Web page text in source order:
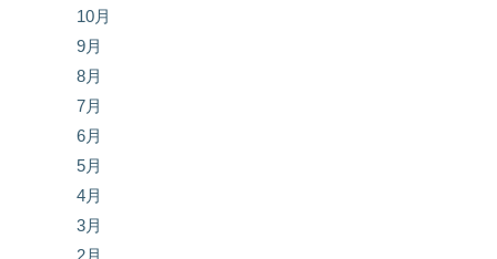
10月
9月
8月
7月
6月
5月
4月
3月
2月